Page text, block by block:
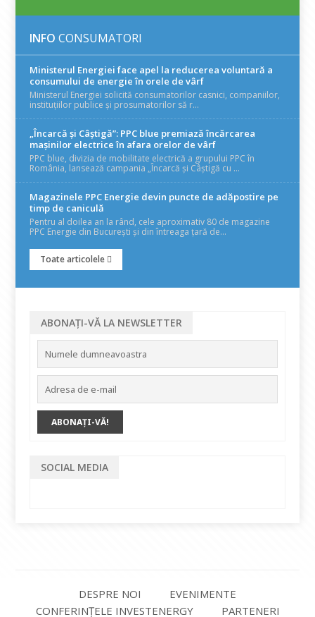
INFO CONSUMATORI
Ministerul Energiei face apel la reducerea voluntară a
consumului de energie în orele de vârf
Ministerul Energiei solicită consumatorilor casnici, companiilor,
instituțiilor publice și prosumatorilor să r...
„Încarcă și Câștigă”: PPC blue premiază încărcarea
mașinilor electrice în afara orelor de vârf
PPC blue, divizia de mobilitate electrică a grupului PPC în
România, lansează campania „Încarcă și Câștigă cu ...
Magazinele PPC Energie devin puncte de adăpostire pe
timp de caniculă
Pentru al doilea an la rând, cele aproximativ 80 de magazine
PPC Energie din București și din întreaga țară de...
Toate articolele
ABONAȚI-VĂ LA NEWSLETTER
SOCIAL MEDIA
DESPRE NOI
EVENIMENTE
CONFERINȚELE INVESTENERGY
PARTENERI